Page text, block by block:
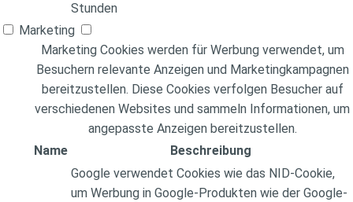
Stunden
Marketing
Marketing Cookies werden für Werbung verwendet, um
Besuchern relevante Anzeigen und Marketingkampagnen
bereitzustellen. Diese Cookies verfolgen Besucher auf
verschiedenen Websites und sammeln Informationen, um
angepasste Anzeigen bereitzustellen.
Name
Beschreibung
Google verwendet Cookies wie das NID-Cookie,
um Werbung in Google-Produkten wie der Google-